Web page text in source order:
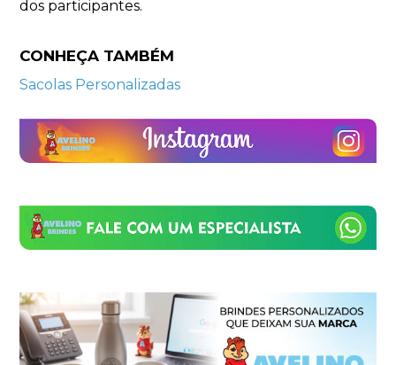
dos participantes.
CONHEÇA TAMBÉM
Sacolas Personalizadas